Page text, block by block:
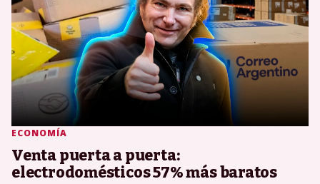
ECONOMÍA
Venta puerta a puerta:
electrodomésticos 57% más baratos